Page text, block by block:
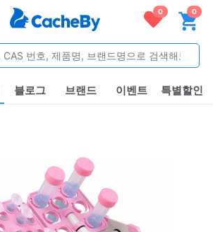
0 0
블로그 브랜드 이벤트 특별할인